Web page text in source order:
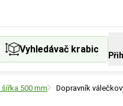
Vyhledávač krabic
500 mm Dopravník